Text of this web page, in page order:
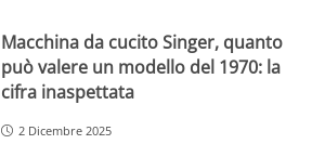
Macchina da cucito Singer, quanto
può valere un modello del 1970: la
cifra inaspettata
2 Dicembre 2025